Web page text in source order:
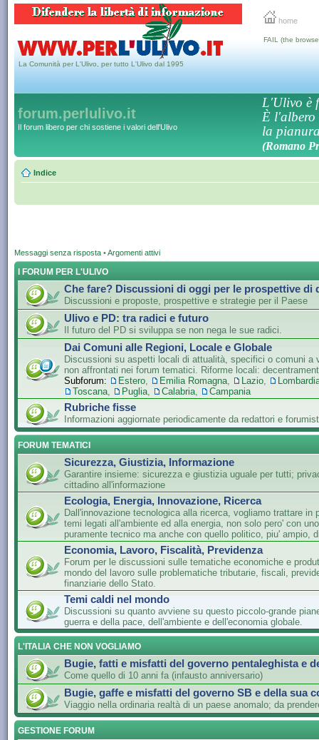
home
La Comunità per L'Ulivo, per tutto L'Ulivo dal 1995
FAIL (the
forum.perlulivo.it
Il forum libero per chi sostiene i valori dell'Ulivo
L'Ulivo è
È l'albero
la
(Romano
Indice
Messaggi senza risposta •Argomenti attivi
I FORUM PER L'ULIVO
Che fare? Discussioni di oggi per le prospettive di
Discussioni e proposte, prospettive e strategie per il Paese
Ulivo e PD: tra radici e futuro
Il futuro del PD si sviluppa se non nega le sue radici.
Dai Comuni alle Regioni, Locale e Globale
Discussioni su aspetti locali di attualità, specifici o comuni a
non affrontati nei forum tematici. Riforme locali:
Subforum:
Estero Emilia Romagna Lazio
Toscana
Puglia Calabria Campania
Rubriche fisse
Informazioni aggiornate periodicamente da redattori e
FORUM TEMATICI
Sicurezza, Giustizia, Informazione
Garantire insieme: sicurezza e giustizia uguale per tutti;
cittadino all'informazione
Ecologia, Energia, Innovazione, Ricerca
Dall'innovazione tecnologica alla ricerca, vogliamo trattare in
temi legati all'ambiente ed alla energia, non solo pero' con
puramente tecnico ma anche con quello politico, piu' ampio,
Economia, Lavoro, Fiscalità, Previdenza
Forum per le discussioni sulle tematiche economiche e
mondo del lavoro sulle problematiche tributarie, fiscali,
finanziarie dello Stato.
Temi caldi nel mondo
Discussioni su quanto avviene su questo piccolo-grande
guerra e della pace, dell'ambiente e dell'economia globale.
L'ITALIA CHE NON VOGLIAMO
Bugie, fatti e misfatti del governo pentaleghista e
Come quello di 10 anni fa (infausto anniversario)
Bugie, gaffe e misfatti del governo SB e della sua
Viaggio nella ordinaria realtà di un paese anomalo; da
GESTIONE FORUM